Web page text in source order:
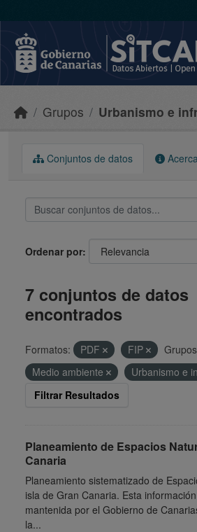
Grupos Urbanismo e
Conjuntos de datos
Ordenar por
7 conjuntos de datos
encontrados
Formatos: PDF FIP
Medio ambiente
Urbanismo e
Filtrar Resultados
Planeamiento de Espacios
Canaria
Planeamiento sistematizado de
isla de Gran Canaria. Esta
mantenida por el Gobierno de
la...